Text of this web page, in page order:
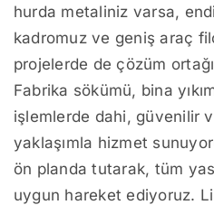
hurda metaliniz varsa,
kadromuz ve geniş araç
projelerde de çözüm
Fabrika sökümü, bina
işlemlerde dahi, güvenilir
yaklaşımla hizmet
ön planda tutarak, tüm
uygun hareket ediyoruz.